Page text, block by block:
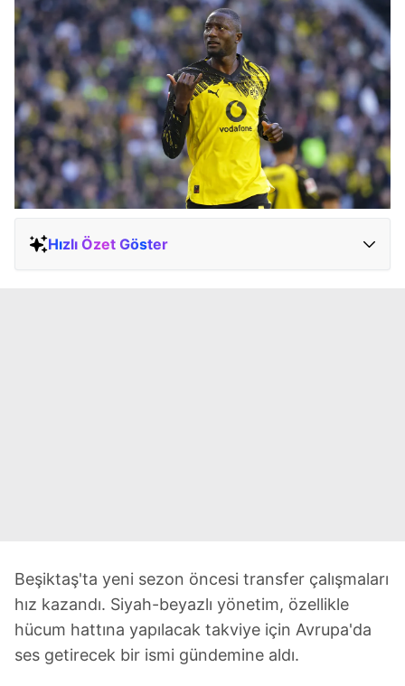
Hızlı Özet Göster
Beşiktaş'ta yeni sezon öncesi transfer çalışmaları
hız kazandı. Siyah-beyazlı yönetim, özellikle
hücum hattına yapılacak takviye için Avrupa'da
ses getirecek bir ismi gündemine aldı.